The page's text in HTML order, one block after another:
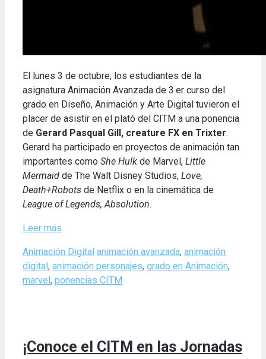
El lunes 3 de octubre, los estudiantes de la
asignatura Animación Avanzada de 3.er curso del
grado en Diseño, Animación y Arte Digital tuvieron el
placer de asistir en el plató del CITM a una ponencia
de Gerard Pasqual Gill, creature FX en Trixter.
Gerard ha participado en proyectos de animación tan
importantes como She Hulk de Marvel, Little
Mermaid de The Walt Disney Studios, Love,
Death+Robots de Netflix o en la cinemática de
League of Legends, Absolution.
Leer más
Categories
Animación Digital Tags
animación avanzada, animación
digital , animación personajes, grado en Animación,
marvel , ponencias CITM
¡Conoce el CITM en las Jornadas